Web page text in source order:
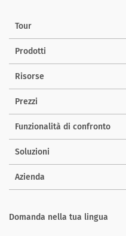
Tour
Prodotti
Risorse
Prezzi
Funzionalità di confronto
Soluzioni
Azienda
Domanda nella tua lingua